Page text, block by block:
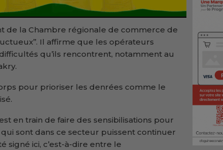
de la Chambre régionale de commerce de
Il affirme que les opérateurs
qu’ils rencontrent, notamment au
pour prioriser les denrées comme le
en train de faire des sensibilisations pour
sont dans ce secteur puissent continuer
signé ici, c’est-à-dire entre le